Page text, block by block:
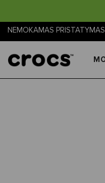
NEMOKAMAS